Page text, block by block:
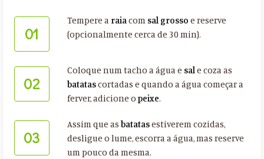
01
Tempere a raiacom sal grosso e reserve
(opcionalmente cerca de 30 min).
02
Coloque num tacho a água e sale coza as
batatascortadas e quando a água começar a
ferver, adicione opeixe.
03
Assim que as batatasestiverem cozidas,
desligue o lume, escorra a água, mas reserve
um pouco da mesma.